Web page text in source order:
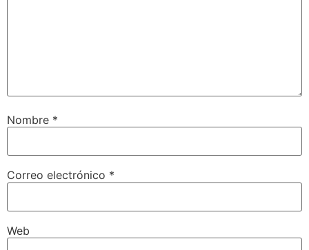
Nombre *
Correo electrónico *
Web